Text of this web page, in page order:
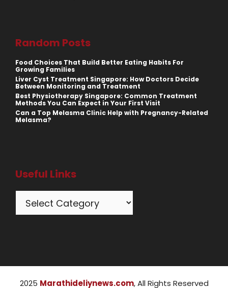
Random Posts
Food Choices That Build Better Eating Habits For
Growing Families
Liver Cyst Treatment Singapore: How Doctors Decide
Between Monitoring and Treatment
Best Physiotherapy Singapore: Common Treatment
Methods You Can Expect in Your First Visit
Can a Top Melasma Clinic Help with Pregnancy-Related
Melasma?
Useful Links
Categories
2025 Marathideliynews.com, All Rights Reserved